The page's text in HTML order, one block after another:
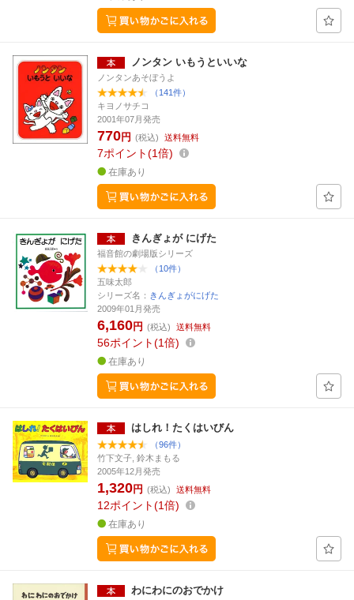
ノンタン いもうといいな
ノンタンあそぼうよ
（141件）
キヨノサチコ
2001年07月発売
770円 (税込) 送料無料
7ポイント 1倍
在庫あり
きんぎょが にげた
福音館の劇場版シリーズ
（10件）
五味太郎
シリーズ名： きんぎょがにげた
2009年01月発売
6,160円 (税込) 送料無料
56ポイント 1倍
在庫あり
はしれ！たくはいびん
（96件）
竹下文子, 鈴木まもる
2005年12月発売
1,320円 (税込) 送料無料
12ポイント 1倍
在庫あり
わにわにのおでかけ